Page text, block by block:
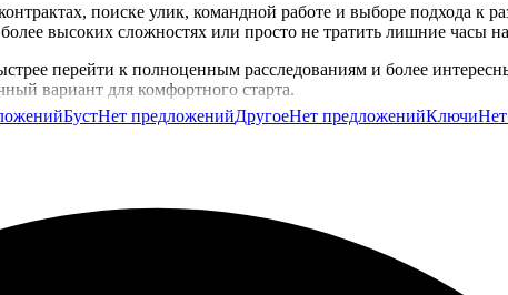
поиске улик, командной работе и выборе подхода к
высоких сложностях или просто не тратить лишние часы
перейти к полноценным расследованиям и более
вариант для комфортного старта.
БустНет предложенийДругоеНет предложенийКлючи